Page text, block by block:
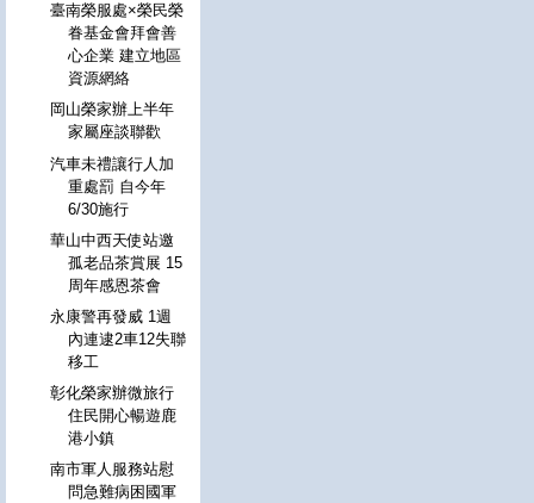
臺南榮服處×榮民榮
眷基金會拜會善
心企業 建立地區
資源網絡
岡山榮家辦上半年
家屬座談聯歡
汽車未禮讓行人加
重處罰 自今年
6/30施行
華山中西天使站邀
孤老品茶賞展 15
周年感恩茶會
永康警再發威 1週
內連逮2車12失聯
移工
彰化榮家辦微旅行
住民開心暢遊鹿
港小鎮
南市軍人服務站慰
問急難病困國軍